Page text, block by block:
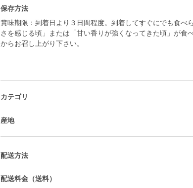
保存方法
賞味期限：到着日より３日間程度。到着してすぐにでも食べ
さを感じる頃」または「甘い香りが強くなってきた頃」が食
からお召し上がり下さい。
カテゴリ
産地
配送方法
配送料金（送料）